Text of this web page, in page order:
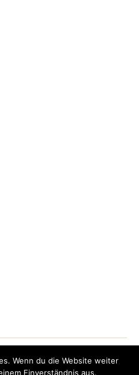
Nach oben↑
Wenn du die Website weiter
Einverständnis aus.